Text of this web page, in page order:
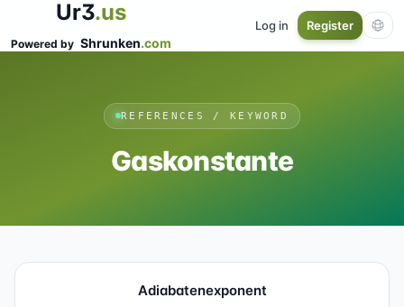
Ur3.us
Powered by Shrunken.com
Log in Register
REFERENCES / KEYWORD
Gaskonstante
Adiabatenexponent